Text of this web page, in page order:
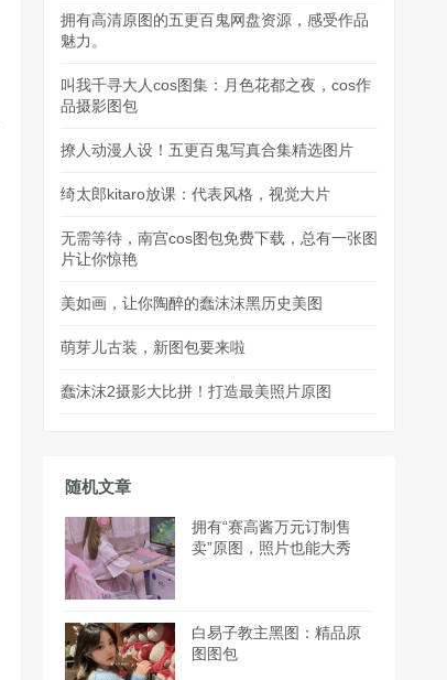
拥有高清原图的五更百鬼网盘资源，感受作品
魅力。
叫我千寻大人cos图集：月色花都之夜，cos作
品摄影图包
撩人动漫人设！五更百鬼写真合集精选图片
绮太郎kitaro放课：代表风格，视觉大片
无需等待，南宫cos图包免费下载，总有一张图
片让你惊艳
美如画，让你陶醉的蠢沫沫黑历史美图
萌芽儿古装，新图包要来啦
蠢沫沫2摄影大比拼！打造最美照片原图
随机文章
拥有“赛高酱万元订制售
卖”原图，照片也能大秀
白易子教主黑图：精品原
图图包